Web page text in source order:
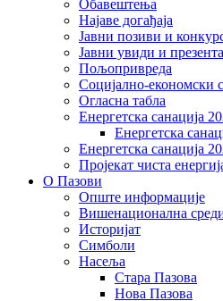
Обавештења
Најаве догађаја
Јавни позиви и
Јавни увиди и
Пољопривреда
Социјално-економски
Огласна табла
Енергетска санација
Енергетска
Енергетска санација
Пројекат чиста
О Пазови
Опште информације
Вишенационална
Историјат
Симболи
Насеља
Стара Пазова
Нова Пазова